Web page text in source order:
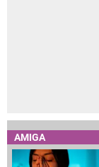
AMIGA